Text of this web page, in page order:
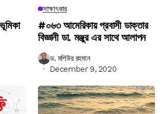
সাক্ষাৎকার
#০৬৩ আমেরিকায় প্রবাসী ডাক্তার
বিজ্ঞানী ডা. মঞ্জুর এর সাথে আলাপন
ড. মশিউর রহমান
December 9, 2020